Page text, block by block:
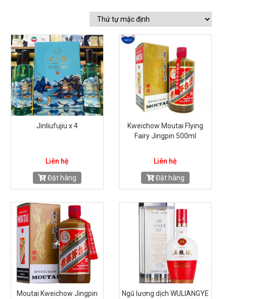
Jinliufujiu x 4
Liên hệ
Đặt hàng
Kweichow Moutai Flying
Fairy Jingpin 500ml
Liên hệ
Đặt hàng
Moutai Kweichow Jingpin
Ngũ lương dịch WULIANGYE